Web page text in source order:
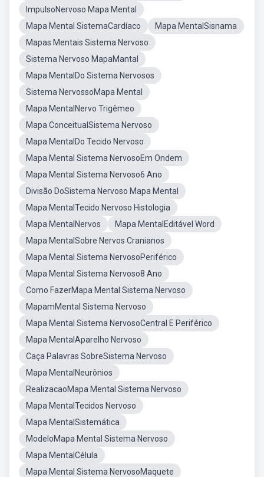
ImpulsoNervoso Mapa Mental
Mapa Mental SistemaCardíaco
Mapa MentalSisnama
Mapas Mentais Sistema Nervoso
Sistema Nervoso MapaMantal
Mapa MentalDo Sistema Nervosos
Sistema NervossoMapa Mental
Mapa MentalNervo Trigêmeo
Mapa ConceitualSistema Nervoso
Mapa MentalDo Tecido Nervoso
Mapa Mental Sistema NervosoEm Ondem
Mapa Mental Sistema Nervoso6 Ano
Divisão DoSistema Nervoso Mapa Mental
Mapa MentalTecido Nervoso Histologia
Mapa MentalNervos
Mapa MentalEditável Word
Mapa MentalSobre Nervos Cranianos
Mapa Mental Sistema NervosoPeriférico
Mapa Mental Sistema Nervoso8 Ano
Como FazerMapa Mental Sistema Nervoso
MapamMental Sistema Nervoso
Mapa Mental Sistema NervosoCentral E Periférico
Mapa MentalAparelho Nervoso
Caça Palavras SobreSistema Nervoso
Mapa MentalNeurônios
RealizacaoMapa Mental Sistema Nervoso
Mapa MentalTecidos Nervoso
Mapa MentalSistemática
ModeloMapa Mental Sistema Nervoso
Mapa MentalCélula
Mapa Mental Sistema NervosoMaquete